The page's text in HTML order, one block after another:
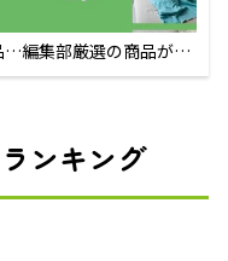
…編集部厳選の商品が買
ンキング